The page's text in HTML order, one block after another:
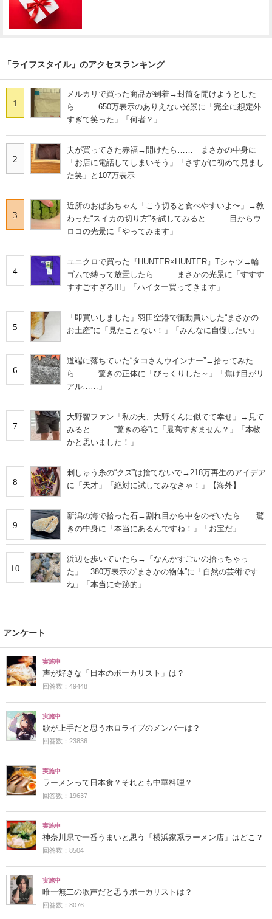
「ライフスタイル」のアクセスランキング
1
メルカリで買った商品が到着→封筒を開けようとした
ら…… 650万表示のありえない光景に「完全に想定外
すぎて笑った」「何者？」
2
夫が買ってきた赤福→開けたら…… まさかの中身に
「お店に電話してしまいそう」「さすがに初めて見まし
た笑」と107万表示
3
近所のおばあちゃん「こう切ると食べやすいよ〜」→教
わった“スイカの切り方”を試してみると…… 目からウ
ロコの光景に「やってみます」
4
ユニクロで買った『HUNTER×HUNTER』Tシャツ→輪
ゴムで縛って放置したら…… まさかの光景に「すすす
すすごすぎる!!!」「ハイター買ってきます」
5
「即買いしました」羽田空港で衝動買いした“まさかの
お土産”に「見たことない！」「みんなに自慢したい」
6
道端に落ちていた“タコさんウインナー”→拾ってみた
ら…… 驚きの正体に「びっくりした～」「焦げ目がリ
アル……」
7
大野智ファン「私の夫、大野くんに似てて幸せ」→見て
みると…… ‟驚きの姿”に「最高すぎません？」「本物
かと思いました！」
8
刺しゅう糸の“クズ”は捨てないで→218万再生のアイデア
に「天才」「絶対に試してみなきゃ！」【海外】
9
新潟の海で拾った石→割れ目から中をのぞいたら……驚
きの中身に「本当にあるんですね！」「お宝だ」
10
浜辺を歩いていたら→「なんかすごいの拾っちゃっ
た」 380万表示の“まさかの物体”に「自然の芸術です
ね」「本当に奇跡的」
アンケート
実施中
声が好きな「日本のボーカリスト」は？
回答数：49448
実施中
歌が上手だと思うホロライブのメンバーは？
回答数：23836
実施中
ラーメンって日本食？それとも中華料理？
回答数：19637
実施中
神奈川県で一番うまいと思う「横浜家系ラーメン店」はどこ？
回答数：8504
実施中
唯一無二の歌声だと思うボーカリストは？
回答数：8076